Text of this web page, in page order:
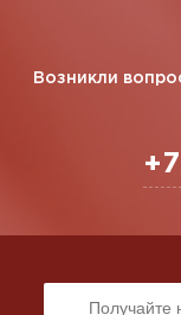
Возникли